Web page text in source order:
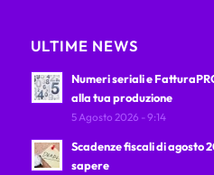
ULTIME NEWS
Numeri seriali e
alla tua produzione
5 Agosto 2026 - 9:14
Scadenze fiscali di agosto
sapere